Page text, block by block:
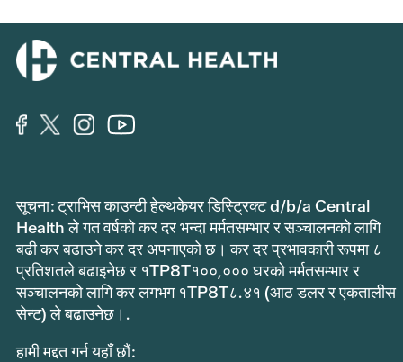
सूचना: ट्राभिस काउन्टी हेल्थकेयर डिस्ट्रिक्ट d/b/a Central
Health ले गत वर्षको कर दर भन्दा मर्मतसम्भार र सञ्चालनको लागि
बढी कर बढाउने कर दर अपनाएको छ। कर दर प्रभावकारी रूपमा ८
प्रतिशतले बढाइनेछ र १TP8T१००,००० घरको मर्मतसम्भार र
सञ्चालनको लागि कर लगभग १TP8T८.४१ (आठ डलर र एकतालीस
सेन्ट) ले बढाउनेछ।.
हामी मद्दत गर्न यहाँ छौं: